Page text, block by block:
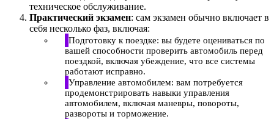
техническое обслуживание.
Практический экзамен: сам экзамен обычно включает в
себя несколько фаз, включая:
Подготовку к поездке: вы будете оцениваться по
вашей способности проверить автомобиль перед
поездкой, включая убеждение, что все системы
работают исправно.
Управление автомобилем: вам потребуется
продемонстрировать навыки управления
автомобилем, включая маневры, повороты,
развороты и торможение.